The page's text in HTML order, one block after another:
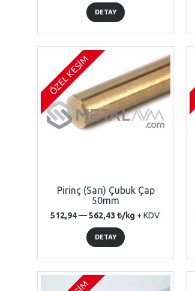
DETAY
ÖZEL KESİM
Pirinç (Sarı) Çubuk Çap
50mm
512,94 —562,43 /kg + KDV
DETAY